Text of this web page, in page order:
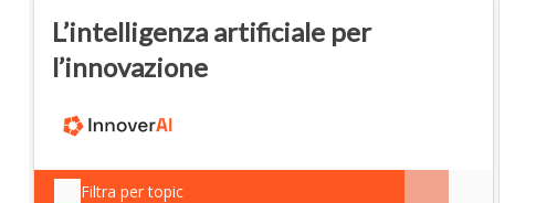
L’intelligenza artificiale per
l’innovazione
Filtra per topic